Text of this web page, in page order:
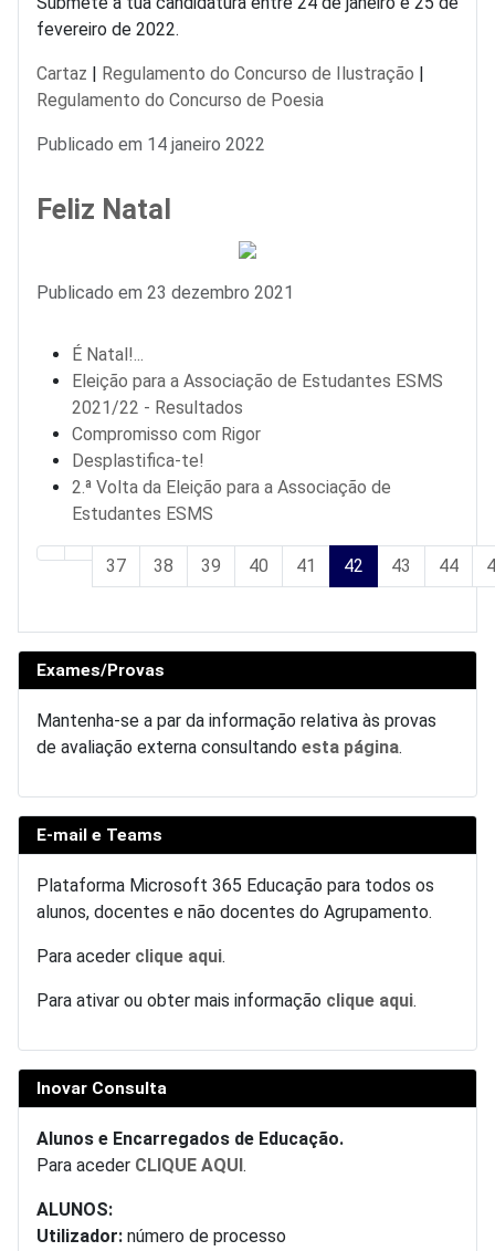
fevereiro de 2022.
Cartaz Regulamento do Concurso de Ilustração
Regulamento do Concurso de Poesia
Detalhes
Publicado em 14 janeiro 2022
Feliz Natal
Detalhes
Publicado em 23 dezembro 2021
É Natal!...
Eleição para a Associação de Estudantes ESMS
2021/22 - Resultados
Compromisso com Rigor
Desplastifica-te!
2.ª Volta da Eleição para a Associação de
Estudantes ESMS
Pág. 42 de 51
37 38 39 40 41 42 43 44
Exames/Provas
Mantenha-se a par da informação relativa às provas
de avaliação externa consultando esta página.
E-mail e Teams
Plataforma Microsoft 365 Educação para todos os
alunos, docentes e não docentes do Agrupamento.
Para aceder clique aqui.
Para ativar ou obter mais informação clique aqui.
Inovar Consulta
Alunos e Encarregados de Educação.
Para aceder CLIQUE AQUI .
ALUNOS:
Utilizador: número de processo